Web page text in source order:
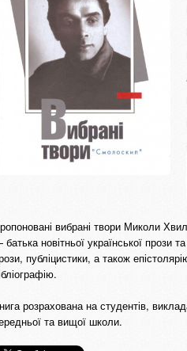
вибрані твори Миколи
новітньої української прози
публіцистики, а також
розрахована на студентів,
та вищої школи.